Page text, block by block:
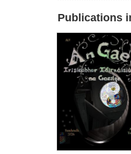
Publications